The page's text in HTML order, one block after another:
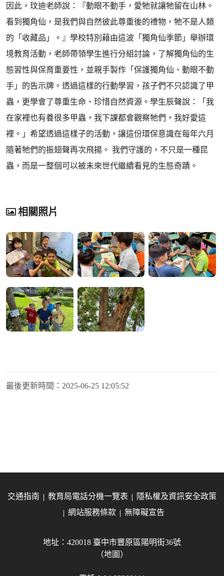
因此，玟迪老師說：『動眼不動手，愛牠就讓牠留在山林。
看到獨角仙，是我們與自然彼此尊重後的禮物，牠不是人類
的「收藏品」。』學校特別藉由這波「獨角仙季節」舉辦環
境教育活動，老師帶領學生進行分組討論，了解獨角仙的生
態習性與保育重要性，並親手製作「保護獨角仙、動眼不動
手」的告示牌。透過這樣的行動學習，孩子們不只認識了甲
蟲，更學會了尊重生命、珍惜自然資源。學生辰聲說：「我
在家裡也有養很多甲蟲，我下課都會觀察牠們，我好愛這
裡。」希望透過這樣子的活動，讓這份環保意識在每年六月
隨著牠們的振翅聲再次飛揚。 我們守護的，不只是一種昆
蟲，而是一整個可以被未來世代繼續看見的生態奇蹟。
相關照片
最後更新時間： 2025-06-25 12:05:52
交通指南 教育局電話分機一覽表
隱私權及資訊安全政策
網站服務條款
無障礙宣告
地址：420018 臺中市豐原區陽明街36號
（地圖）